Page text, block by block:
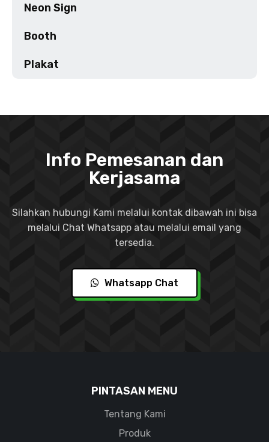
Neon Sign
Booth
Plakat
Info Pemesanan dan
Kerjasama
Silahkan hubungi Kami melalui kontak dibawah ini bisa
melalui Chat Whatsapp atau melalui email yang
tersedia.
Whatsapp Chat
PINTASAN MENU
Tentang Kami
Produk